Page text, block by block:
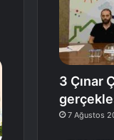
3 Çınar
7 Ağustos